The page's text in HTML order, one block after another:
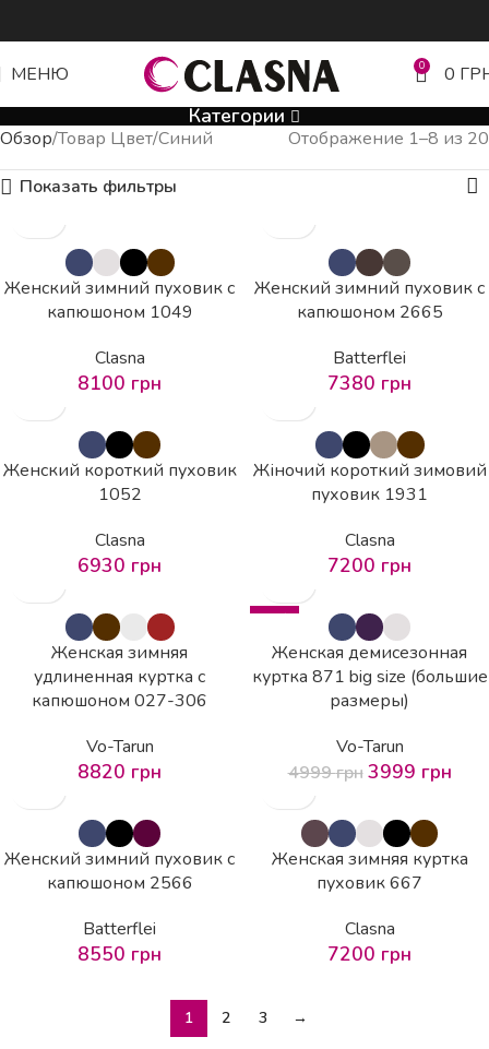
МЕНЮ 0 0
Категории
Обзор Товар Цвет Синий
Отображение 1–8 из 20
Показать фильтры
Женский зимний пуховик с
капюшоном 1049
Clasna
8100 грн
Женский зимний пуховик с
капюшоном 2665
Batterflei
7380 грн
Женский короткий пуховик
1052
Clasna
6930 грн
Жіночий короткий зимовий
пуховик 1931
Clasna
7200 грн
Женская зимняя
удлиненная куртка с
капюшоном 027-306
Vo-Tarun
8820 грн
-20%
Женская демисезонная
куртка 871 big size (большие
размеры)
Vo-Tarun
4999грн 3999 грн
Женский зимний пуховик с
капюшоном 2566
Batterflei
8550 грн
Женская зимняя куртка
пуховик 667
Clasna
7200 грн
1 2 3 →